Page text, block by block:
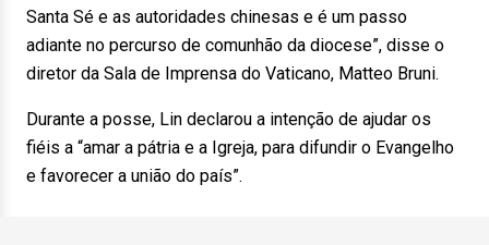
Santa Sé e as autoridades chinesas e é um passo
adiante no percurso de comunhão da diocese”, disse o
diretor da Sala de Imprensa do Vaticano, Matteo Bruni.
Durante a posse, Lin declarou a intenção de ajudar os
fiéis a “amar a pátria e a Igreja, para difundir o Evangelho
e favorecer a união do país”.